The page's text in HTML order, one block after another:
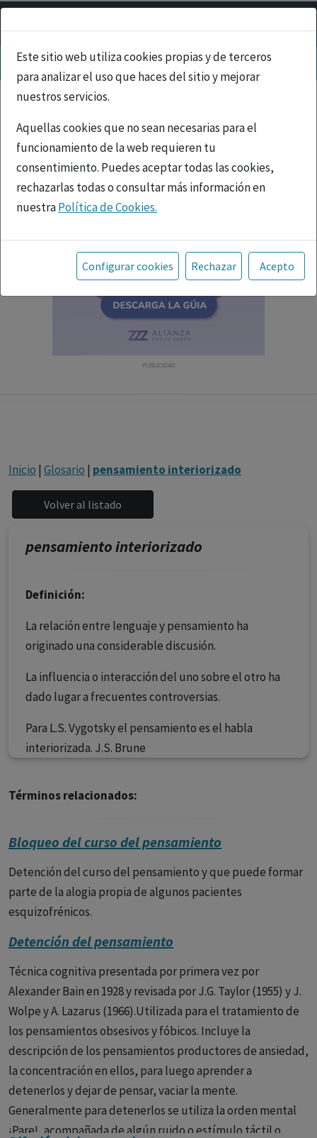
Este sitio web utiliza cookies propias y de terceros
para analizar el uso que haces del sitio y mejorar
nuestros servicios.
Aquellas cookies que no sean necesarias para el
funcionamiento de la web requieren tu
consentimiento. Puedes aceptar todas las cookies,
rechazarlas todas o consultar más información en
nuestraPolítica de Cookies.
Toda la información incluida en la Página Web está
referida a productos del mercado español y, por
tanto, dirigida a profesionales sanitarios legalmente
facultados para prescribir o dispensar medicamentos
con ejercicio profesional. La información técnica de los
fármacos se facilita a título meramente informativo,
Configurar cookies Rechazar Acepto
PUBLICIDAD
Inicio | Glosario | pensamiento interiorizado
pensamiento interiorizado
Definición:
La relación entre lenguaje y pensamiento ha
originado una considerable discusión.
La influencia o interacción del uno sobre el otro ha
dado lugar a frecuentes controversias.
Para L.S. Vygotsky el pensamiento es el habla
interiorizada. J.S. Brune
Términos relacionados:
Bloqueo del curso del pensamiento
Detención del curso del pensamiento y que puede formar
parte de la alogia propia de algunos pacientes
esquizofrénicos.
Detención del pensamiento
Técnica cognitiva presentada por primera vez por
Alexander Bain en 1928 y revisada por J.G. Taylor (1955) y J.
Wolpe y A. Lazarus (1966).Utilizada para el tratamiento de
los pensamientos obsesivos y fóbicos. Incluye la
descripción de los pensamientos productores de ansiedad,
la concentración en ellos, para luego aprender a
detenerlos y dejar de pensar, vaciar la mente.
Generalmente para detenerlos se utiliza la orden mental
¡Pare!, acompañada de algún ruido o estímulo táctil o